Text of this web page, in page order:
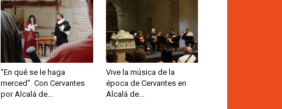
“En qué se le haga
merced”. Con Cervantes
por Alcalá de...
Vive la música de la
época de Cervantes en
Alcalá de...